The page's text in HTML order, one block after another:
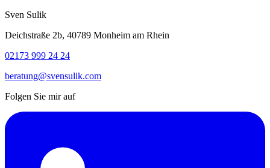
Sven Sulik
Deichstraße 2b, 40789 Monheim am Rhein
02173 999 24 24
beratung@svensulik.com
Folgen Sie mir auf